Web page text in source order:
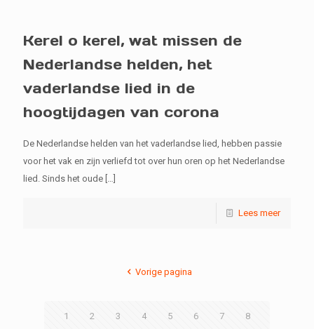
Kerel o kerel, wat missen de
Nederlandse helden, het
vaderlandse lied in de
hoogtijdagen van corona
De Nederlandse helden van het vaderlandse lied, hebben passie
voor het vak en zijn verliefd tot over hun oren op het Nederlandse
lied. Sinds het oude […]
Lees meer
Vorige pagina
1 2 3 4 5 6 7 8